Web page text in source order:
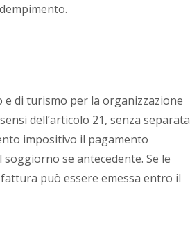
di turismo per la organizzazione
dell’articolo 21, senza separata
impositivo il pagamento
se antecedente. Se le
può essere emessa entro il